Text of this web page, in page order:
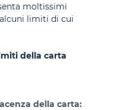
moltissimi
limiti di cui
della carta
della carta: